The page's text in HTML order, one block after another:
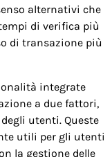
alternativi che
di verifica più
di transazione più
integrate
a due fattori,
utenti. Queste
utili per gli utenti
la gestione delle